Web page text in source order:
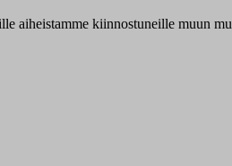
aiheistamme kiinnostuneille muun